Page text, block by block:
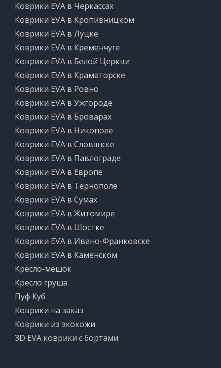
Коврики EVA в Черкассах
Коврики EVA в Кропивницком
Коврики EVA в Луцке
Коврики EVA в Кременчуге
Коврики EVA в Белой Церкви
Коврики EVA в Краматорске
Коврики EVA в Ровно
Коврики EVA в Ужгороде
Коврики EVA в Броварах
Коврики EVA в Никополе
Коврики EVA в Словянске
Коврики EVA в Павлограде
Коврики EVA в Европе
Коврики EVA в Тернополе
Коврики EVA в Сумах
Коврики EVA в Житомире
Коврики EVA в Шостке
Коврики EVA в Ивано-Франковске
Коврики EVA в Каменском
Кресло-мешок
Кресло груша
Пуф Куб
Коврики на заказ
Коврики из экокожи
3D EVA коврики с бортами